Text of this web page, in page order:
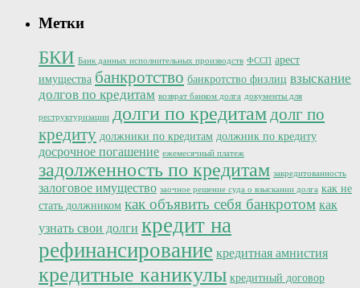
Метки
БКИ Банк данных исполнительных производств ФССП арест
имущества банкротство банкротство физлиц взыскание
долгов по кредитам возврат банком долга документы для
реструктуризации долги по кредитамдолг по
кредиту должники по кредитам должник по кредиту
досрочное погашение ежемесячный платеж
задолженность по кредитам закредитованность
залоговое имущество заочное решение суда о взыскании долга как не
стать должником как объявить себя банкротом как
узнать свои долги кредит на
рефинансирование кредитная амнистия
кредитные каникулы кредитный договор